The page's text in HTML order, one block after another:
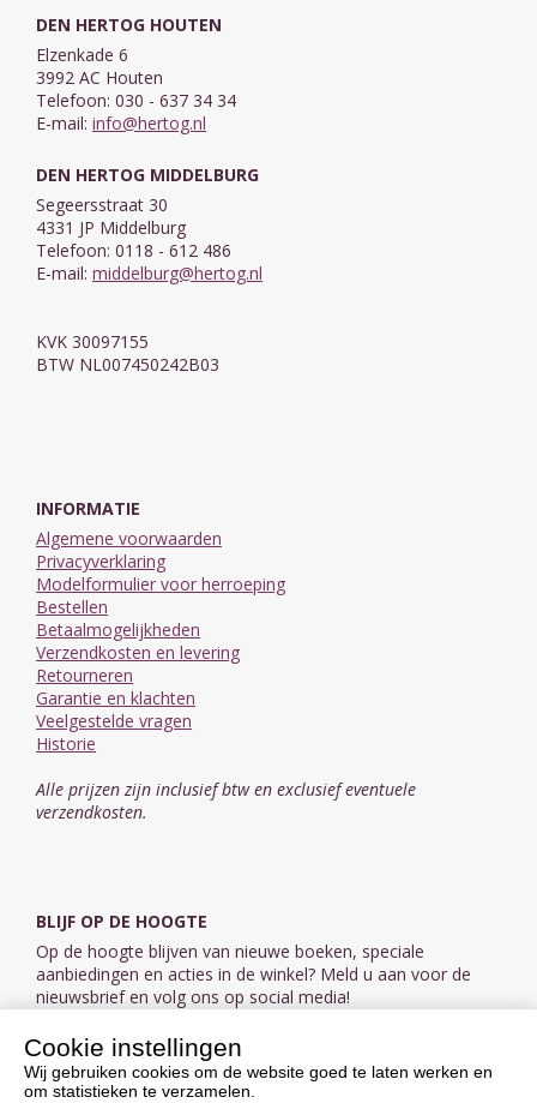
DEN HERTOG HOUTEN
Elzenkade 6
3992 AC Houten
Telefoon: 030 - 637 34 34
E-mail: info@hertog.nl
DEN HERTOG MIDDELBURG
Segeersstraat 30
4331 JP Middelburg
Telefoon: 0118 - 612 486
E-mail: middelburg@hertog.nl
KVK 30097155
BTW NL007450242B03
INFORMATIE
Algemene voorwaarden
Privacyverklaring
Modelformulier voor herroeping
Bestellen
Betaalmogelijkheden
Verzendkosten en levering
Retourneren
Garantie en klachten
Veelgestelde vragen
Historie
Alle prijzen zijn inclusief btw en exclusief eventuele
verzendkosten.
BLIJF OP DE HOOGTE
Op de hoogte blijven van nieuwe boeken, speciale
aanbiedingen en acties in de winkel? Meld u aan voor de
nieuwsbrief en volg ons op social media!
Aanmelden nieuwsbrief
Cookie instellingen
Wij gebruiken cookies om de website goed te laten werken en
om statistieken te verzamelen.